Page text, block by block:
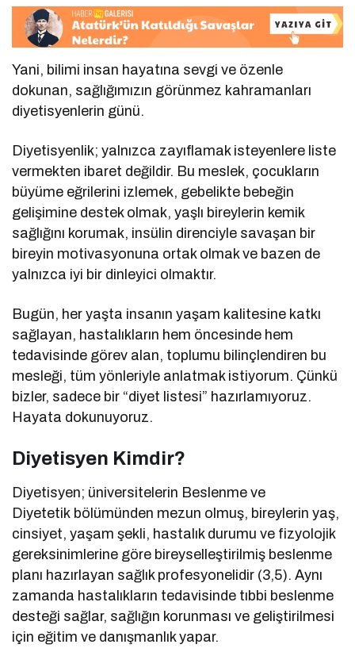
Yani, bilimi insan hayatına sevgi ve özenle
dokunan, sağlığımızın görünmez kahramanları
diyetisyenlerin günü.
Diyetisyenlik; yalnızca zayıflamak isteyenlere liste
vermekten ibaret değildir. Bu meslek, çocukların
büyüme eğrilerini izlemek, gebelikte bebeğin
gelişimine destek olmak, yaşlı bireylerin kemik
sağlığını korumak, insülin direnciyle savaşan bir
bireyin motivasyonuna ortak olmak ve bazen de
yalnızca iyi bir dinleyici olmaktır.
Bugün, her yaşta insanın yaşam kalitesine katkı
sağlayan, hastalıkların hem öncesinde hem
tedavisinde görev alan, toplumu bilinçlendiren bu
mesleği, tüm yönleriyle anlatmak istiyorum. Çünkü
bizler, sadece bir “diyet listesi” hazırlamıyoruz.
Hayata dokunuyoruz.
Diyetisyen Kimdir?
Diyetisyen; üniversitelerin Beslenme ve
Diyetetik bölümünden mezun olmuş, bireylerin yaş,
cinsiyet, yaşam şekli, hastalık durumu ve fizyolojik
gereksinimlerine göre bireyselleştirilmiş beslenme
planı hazırlayan sağlık profesyonelidir (3,5). Aynı
zamanda hastalıkların tedavisinde tıbbi beslenme
desteği sağlar, sağlığın korunması ve geliştirilmesi
için eğitim ve danışmanlık yapar.